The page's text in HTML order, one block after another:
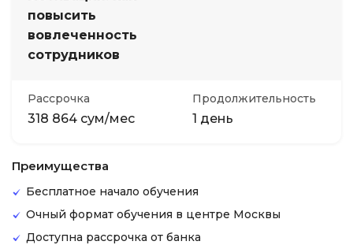
повысить
вовлеченность
сотрудников
Рассрочка
318 864 сум/мес
Продолжительность
1 день
Преимущества
Бесплатное начало обучения
Очный формат обучения в центре Москвы
Доступна рассрочка от банка